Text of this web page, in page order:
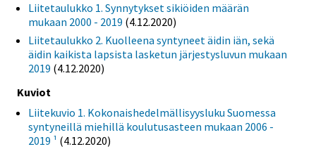
Liitetaulukko 1. Synnytykset sikiöiden määrän
mukaan 2000 - 2019 (4.12.2020)
Liitetaulukko 2. Kuolleena syntyneet äidin iän, sekä
äidin kaikista lapsista lasketun järjestysluvun mukaan
2019 (4.12.2020)
Kuviot
Liitekuvio 1. Kokonaishedelmällisyysluku Suomessa
syntyneillä miehillä koulutusasteen mukaan 2006 -
2019 ¹ (4.12.2020)